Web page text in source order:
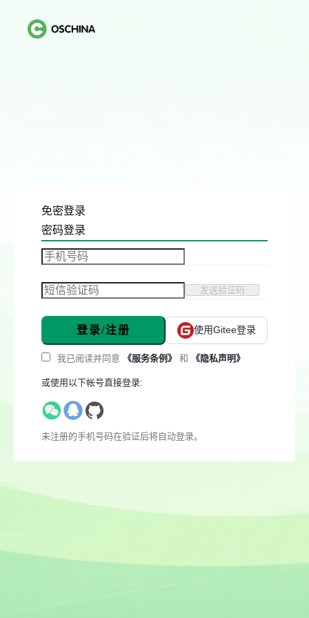
免密登录
密码登录
发送验证码
登录/注册 使用Gitee登录
我已阅读并同意 《服务条例》 和 《隐私声明》
或使用以下帐号直接登录:
未注册的手机号码在验证后将自动登录。